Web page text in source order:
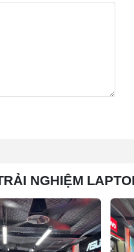
NGHIỆM